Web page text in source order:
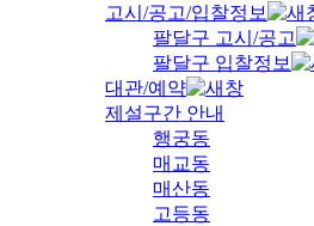
고시/공고/입찰정보
팔달구 고시/공고
팔달구 입찰정보
대관/예약
제설구간 안내
행궁동
매교동
매산동
고등동